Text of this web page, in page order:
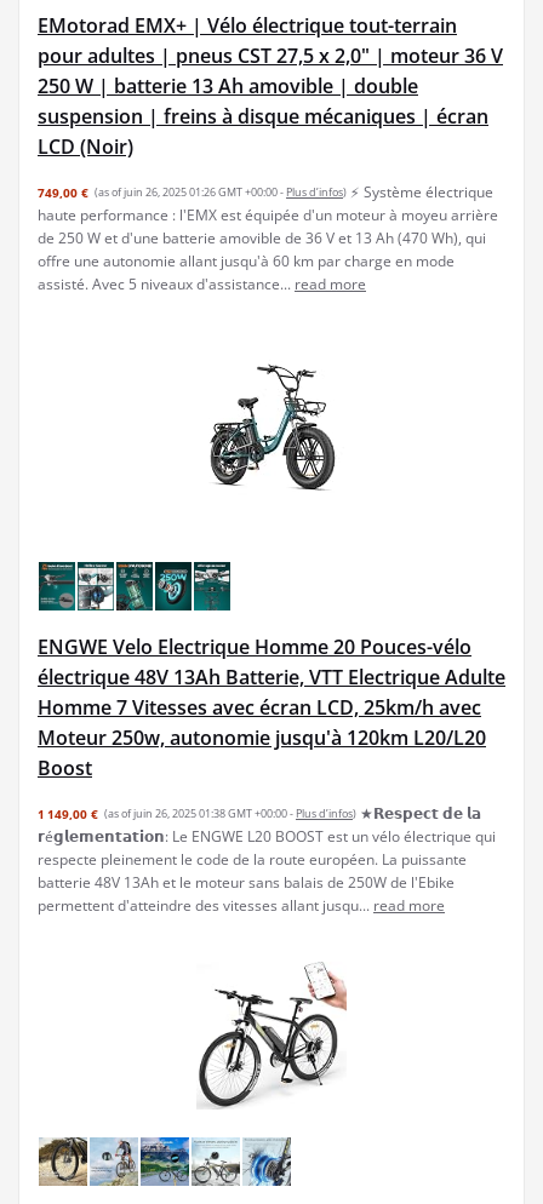
EMotorad EMX+ | Vélo électrique tout-terrain
pour adultes | pneus CST 27,5 x 2,0" | moteur 36 V
250 W | batterie 13 Ah amovible | double
suspension | freins à disque mécaniques | écran
LCD (Noir)
749,00 € (as of juin 26, 2025 01:26 GMT +00:00 - Plus d’infos) ⚡ Système électrique
haute performance : l'EMX est équipée d'un moteur à moyeu arrière
de 250 W et d'une batterie amovible de 36 V et 13 Ah (470 Wh), qui
offre une autonomie allant jusqu'à 60 km par charge en mode
assisté. Avec 5 niveaux d'assistance... read more
ENGWE Velo Electrique Homme 20 Pouces-vélo
électrique 48V 13Ah Batterie, VTT Electrique Adulte
Homme 7 Vitesses avec écran LCD, 25km/h avec
Moteur 250w, autonomie jusqu'à 120km L20/L20
Boost
1 149,00 € (as of juin 26, 2025 01:38 GMT +00:00 - Plus d’infos) ★𝗥𝗲𝘀𝗽𝗲𝗰𝘁 𝗱𝗲 𝗹𝗮
𝗿é𝗴𝗹𝗲𝗺𝗲𝗻𝘁𝗮𝘁𝗶𝗼𝗻: Le ENGWE L20 BOOST est un vélo électrique qui
respecte pleinement le code de la route européen. La puissante
batterie 48V 13Ah et le moteur sans balais de 250W de l'Ebike
permettent d'atteindre des vitesses allant jusqu... read more